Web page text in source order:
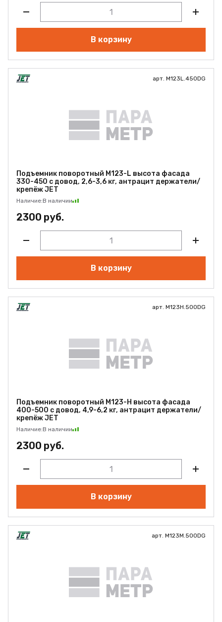
В корзину
арт. M123L.450DG
Подъемник поворотный M123-L высота фасада
330-450 с довод, 2,6-3,6 кг, антрацит держатели/
крепёж JET
Наличие:В наличии
2300 руб.
В корзину
арт. M123H.500DG
Подъемник поворотный M123-H высота фасада
400-500 с довод, 4,9-6,2 кг, антрацит держатели/
крепёж JET
Наличие:В наличии
2300 руб.
В корзину
арт. M123M.500DG